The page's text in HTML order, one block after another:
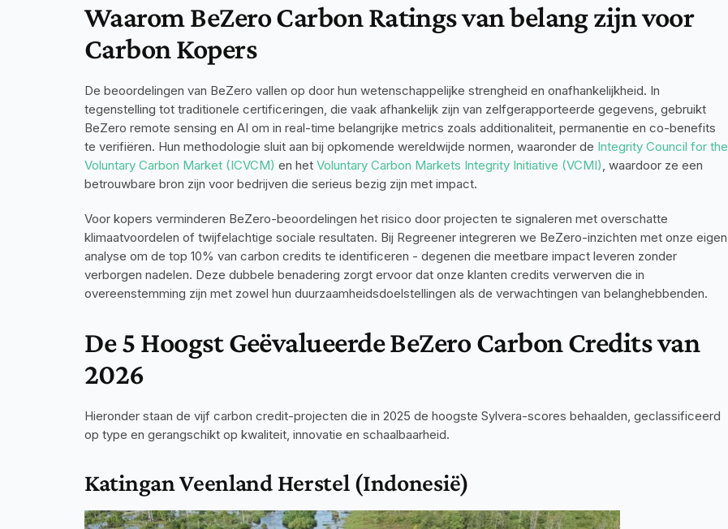
Waarom BeZero Carbon Ratings van belang zijn voor
Carbon Kopers
De beoordelingen van BeZero vallen op door hun wetenschappelijke strengheid en onafhankelijkheid. In
tegenstelling tot traditionele certificeringen, die vaak afhankelijk zijn van zelfgerapporteerde gegevens, gebruikt
BeZero remote sensing en AI om in real-time belangrijke metrics zoals additionaliteit, permanentie en co-benefits
te verifiëren. Hun methodologie sluit aan bij opkomende wereldwijde normen, waaronder de Integrity Council for the
Voluntary Carbon Market (ICVCM) en het Voluntary Carbon Markets Integrity Initiative (VCMI), waardoor ze een
betrouwbare bron zijn voor bedrijven die serieus bezig zijn met impact.
Voor kopers verminderen BeZero-beoordelingen het risico door projecten te signaleren met overschatte
klimaatvoordelen of twijfelachtige sociale resultaten. Bij Regreener integreren we BeZero-inzichten met onze eigen
analyse om de top 10% van carbon credits te identificeren - degenen die meetbare impact leveren zonder
verborgen nadelen. Deze dubbele benadering zorgt ervoor dat onze klanten credits verwerven die in
overeenstemming zijn met zowel hun duurzaamheidsdoelstellingen als de verwachtingen van belanghebbenden.
De 5 Hoogst Geëvalueerde BeZero Carbon Credits van
2026
Hieronder staan de vijf carbon credit-projecten die in 2025 de hoogste Sylvera-scores behaalden, geclassificeerd
op type en gerangschikt op kwaliteit, innovatie en schaalbaarheid.
Katingan Veenland Herstel (Indonesië)